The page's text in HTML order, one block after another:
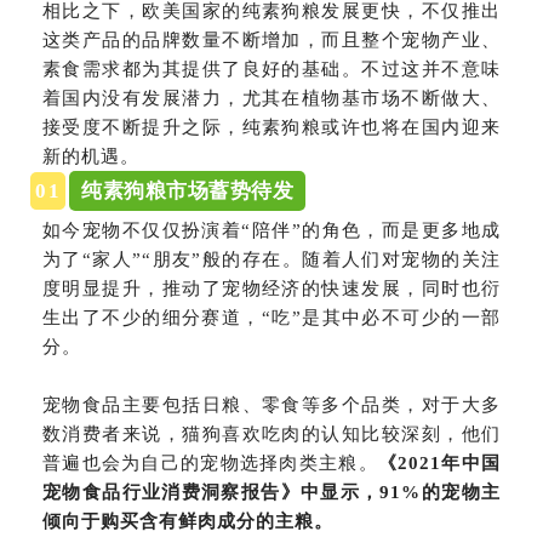
相比之下，欧美国家的纯素狗粮发展更快，不仅推出
这类产品的品牌数量不断增加，而且整个宠物产业、
素食需求都为其提供了良好的基础。不过这并不意味
着国内没有发展潜力，尤其在植物基市场不断做大、
接受度不断提升之际，纯素狗粮或许也将在国内迎来
新的机遇。
0 1 纯素狗粮市场蓄势待发
如今宠物不仅仅扮演着“陪伴”的角色，而是更多地成
为了“家人”“朋友”般的存在。随着人们对宠物的关注
度明显提升，推动了宠物经济的快速发展，同时也衍
生出了不少的细分赛道，“吃”是其中必不可少的一部
分。
宠物食品主要包括日粮、零食等多个品类，对于大多
数消费者来说，猫狗喜欢吃肉的认知比较深刻，他们
普遍也会为自己的宠物选择肉类主粮。
《2021年中国
宠物食品行业消费洞察报告》中显示，91%的宠物主
倾向于购买含有鲜肉成分的主粮。